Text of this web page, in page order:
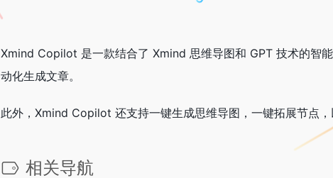
Xmind Copilot 是一款结合了 Xmind 思维导图和 GPT 技术的智
动化生成文章。
此外，Xmind Copilot 还支持一键生成思维导图，一键拓展节点
相关导航